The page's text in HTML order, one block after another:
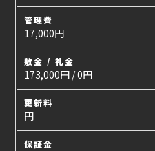
管理費
17,000円
敷金 / 礼金
173,000円 / 0円
更新料
円
保証金